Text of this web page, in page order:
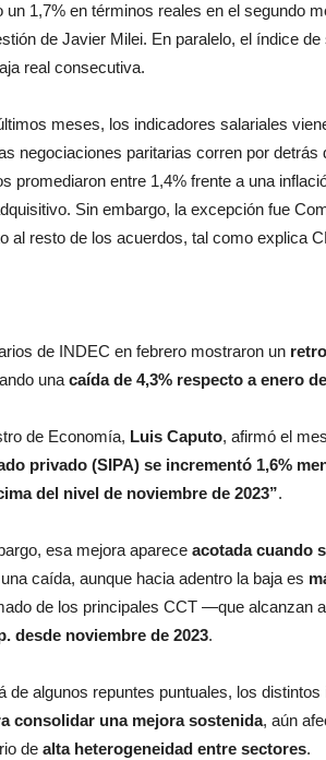
un 1,7% en términos reales en el segundo
de Javier Milei. En paralelo, el índice
real consecutiva.
meses, los indicadores salariales
negociaciones paritarias corren por
promediaron entre 1,4% frente a una
Sin embargo, la excepción fue
al resto de los acuerdos, tal como explica
de INDEC en febrero mostraron un
una caída de 4,3% respecto a enero
de Economía, Luis Caputo, afirmó el
privado (SIPA) se incrementó 1,6%
del nivel de noviembre de 2023”.
esa mejora aparece acotada cuando
caída, aunque hacia adentro la baja es
de los principales CCT —que alcanzan
desde noviembre de 2023.
de algunos repuntes puntuales, los
consolidar una mejora sostenida, aún
de alta heterogeneidad entre sectores.